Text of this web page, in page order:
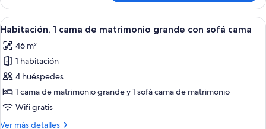
sofá
cama
1
cama
de
con
sofá
cama
Abrir
todas
las
fotos
de
Habitación,
1
Espacio para trabajar con un
15
Habitación, 1 cama de matrimonio grande con sofá cama
46 m²
1 habitación
4 huéspedes
1 cama de matrimonio grande y 1 sofá cama de matrimonio
Wifi gratis
Ver más detalles
Más